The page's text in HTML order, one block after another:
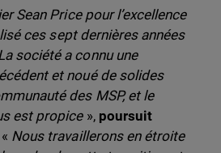
Sean Price pour l’excellence
ces sept dernières années
société a connu une
et noué de solides
des MSP, et le
est propice», poursuit
« Nous travaillerons en étroite